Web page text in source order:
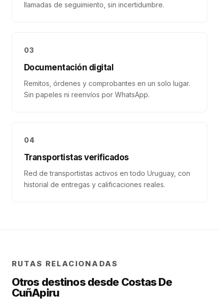
llamadas de seguimiento, sin incertidumbre.
03
Documentación digital
Remitos, órdenes y comprobantes en un solo lugar.
Sin papeles ni reenvíos por WhatsApp.
04
Transportistas verificados
Red de transportistas activos en todo Uruguay, con
historial de entregas y calificaciones reales.
RUTAS RELACIONADAS
Otros destinos desde Costas De
CuñApiru